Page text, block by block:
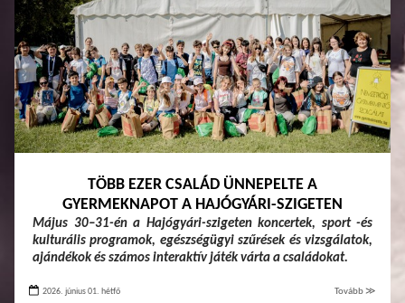
TÖBB EZER CSALÁD ÜNNEPELTE A
GYERMEKNAPOT A HAJÓGYÁRI-SZIGETEN
Május 30–31-én a Hajógyári-szigeten koncertek, sport -és
kulturális programok, egészségügyi szűrések és vizsgálatok,
ajándékok és számos interaktív játék várta a családokat.
2026. június 01. hétfő Tovább ≫